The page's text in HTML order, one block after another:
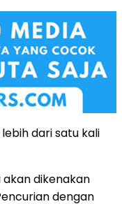
dari satu kali
dikenakan
dengan